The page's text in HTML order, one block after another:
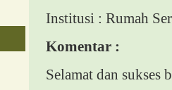
Institusi : Rumah
Komentar :
Selamat dan